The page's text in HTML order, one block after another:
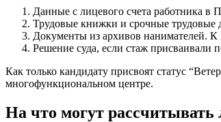
Данные с лицевого счета работника в
Трудовые книжки и срочные трудовые
Документы из архивов нанимателей. К
Решение суда, если стаж присваивали
Как только кандидату присвоят статус
многофункциональном центре.
На что могут рассчитывать